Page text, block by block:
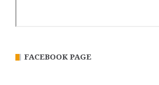
FACEBOOK PAGE